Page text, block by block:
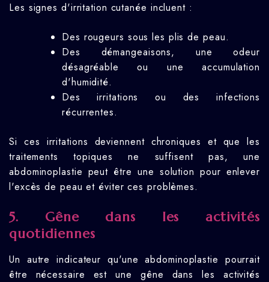
Les signes d'irritation cutanée incluent :
Des rougeurs sous les plis de peau.
Des démangeaisons, une odeur
désagréable ou une accumulation
d'humidité.
Des irritations ou des infections
récurrentes.
Si ces irritations deviennent chroniques et que les
traitements topiques ne suffisent pas, une
abdominoplastie peut être une solution pour enlever
l'excès de peau et éviter ces problèmes.
5. Gêne dans les activités
quotidiennes
Un autre indicateur qu'une abdominoplastie pourrait
être nécessaire est une gêne dans les activités